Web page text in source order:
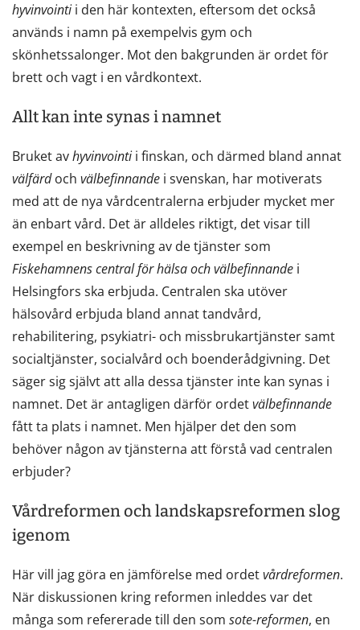
hyvinvointi i den här kontexten, eftersom det också
används i namn på exempelvis gym och
skönhetssalonger. Mot den bakgrunden är ordet för
brett och vagt i en vårdkontext.
Allt kan inte synas i namnet
Bruket avhyvinvointi i finskan, och därmed bland annat
välfärdoch välbefinnande i svenskan, har motiverats
med att de nya vårdcentralerna erbjuder mycket mer
än enbart vård. Det är alldeles riktigt, det visar till
exempel en beskrivning av de tjänster som
Fiskehamnens central för hälsa och välbefinnande i
Helsingfors ska erbjuda. Centralen ska utöver
hälsovård erbjuda bland annat tandvård,
rehabilitering, psykiatri- och missbrukartjänster samt
socialtjänster, socialvård och boenderådgivning. Det
säger sig självt att alla dessa tjänster inte kan synas i
namnet. Det är antagligen därför ordetvälbefinnande
fått ta plats i namnet. Men hjälper det den som
behöver någon av tjänsterna att förstå vad centralen
erbjuder?
Vårdreformen och landskapsreformen slog
igenom
Här vill jag göra en jämförelse med ordetvårdreformen.
När diskussionen kring reformen inleddes var det
många som refererade till den som sote-reformen, en